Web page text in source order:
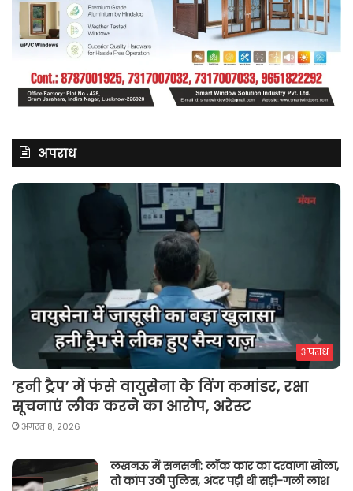
अपराध
अपराध
‘हनी ट्रैप’ में फंसे वायुसेना के विंग कमांडर, रक्षा
सूचनाएं लीक करने का आरोप, अरेस्ट
अगस्त 8, 2026
लखनऊ में सनसनी: लॉक कार का दरवाजा खोला,
तो कांप उठी पुलिस, अंदर पड़ी थी सड़ी-गली लाश